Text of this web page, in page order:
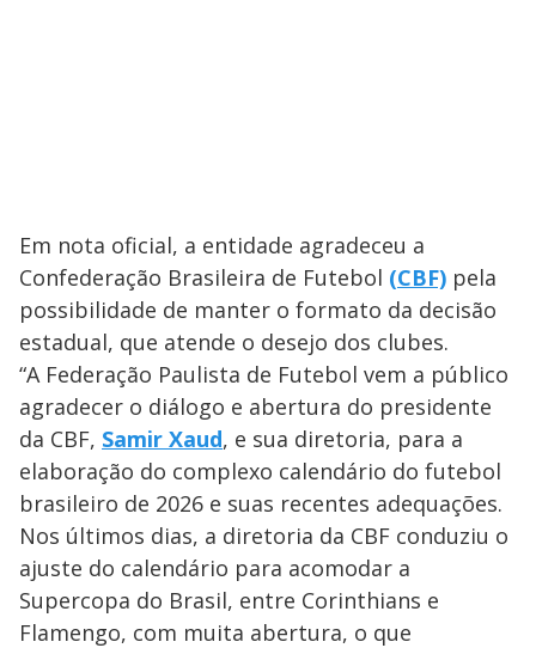
Em nota oficial, a entidade agradeceu a
Confederação Brasileira de Futebol (CBF) pela
possibilidade de manter o formato da decisão
estadual, que atende o desejo dos clubes.
“A Federação Paulista de Futebol vem a público
agradecer o diálogo e abertura do presidente
da CBF, Samir Xaud, e sua diretoria, para a
elaboração do complexo calendário do futebol
brasileiro de 2026 e suas recentes adequações.
Nos últimos dias, a diretoria da CBF conduziu o
ajuste do calendário para acomodar a
Supercopa do Brasil, entre Corinthians e
Flamengo, com muita abertura, o que